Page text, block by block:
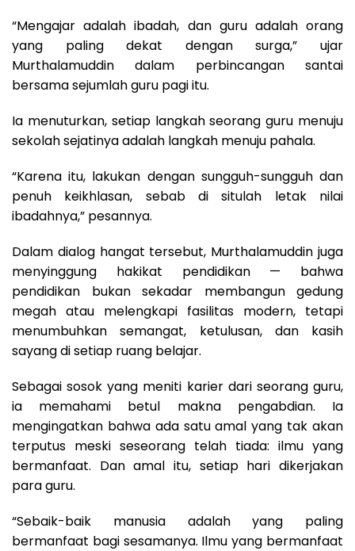
“Mengajar adalah ibadah, dan guru adalah orang
yang paling dekat dengan surga,” ujar
Murthalamuddin dalam perbincangan santai
bersama sejumlah guru pagi itu.
Ia menuturkan, setiap langkah seorang guru menuju
sekolah sejatinya adalah langkah menuju pahala.
“Karena itu, lakukan dengan sungguh-sungguh dan
penuh keikhlasan, sebab di situlah letak nilai
ibadahnya,” pesannya.
Dalam dialog hangat tersebut, Murthalamuddin juga
menyinggung hakikat pendidikan — bahwa
pendidikan bukan sekadar membangun gedung
megah atau melengkapi fasilitas modern, tetapi
menumbuhkan semangat, ketulusan, dan kasih
sayang di setiap ruang belajar.
Sebagai sosok yang meniti karier dari seorang guru,
ia memahami betul makna pengabdian. Ia
mengingatkan bahwa ada satu amal yang tak akan
terputus meski seseorang telah tiada: ilmu yang
bermanfaat. Dan amal itu, setiap hari dikerjakan
para guru.
“Sebaik-baik manusia adalah yang paling
bermanfaat bagi sesamanya. Ilmu yang bermanfaat